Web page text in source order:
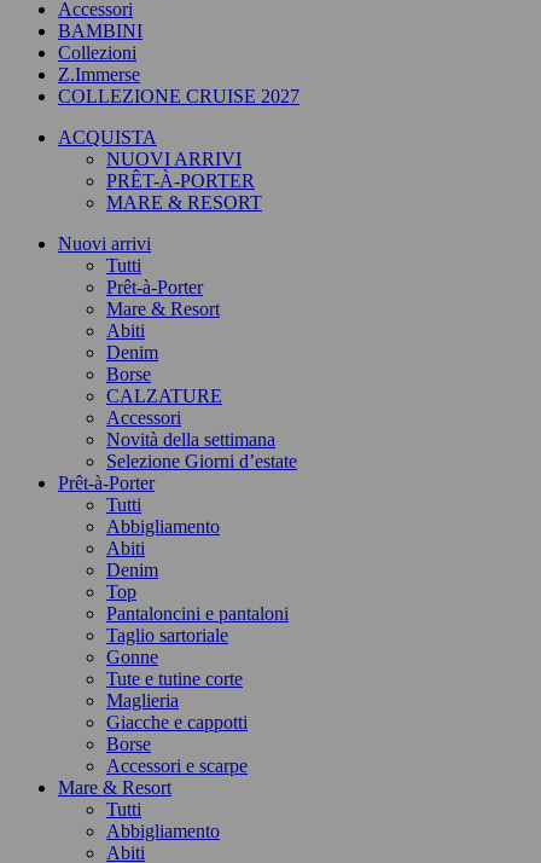
Accessori
BAMBINI
Collezioni
Z.Immerse
COLLEZIONE CRUISE 2027
ACQUISTA
NUOVI ARRIVI
PRÊT-À-PORTER
MARE & RESORT
Nuovi arrivi
Tutti
Prêt-à-Porter
Mare & Resort
Abiti
Denim
Borse
CALZATURE
Accessori
Novità della settimana
Selezione Giorni d’estate
Prêt-à-Porter
Tutti
Abbigliamento
Abiti
Denim
Top
Pantaloncini e pantaloni
Taglio sartoriale
Gonne
Tute e tutine corte
Maglieria
Giacche e cappotti
Borse
Accessori e scarpe
Mare & Resort
Tutti
Abbigliamento
Abiti